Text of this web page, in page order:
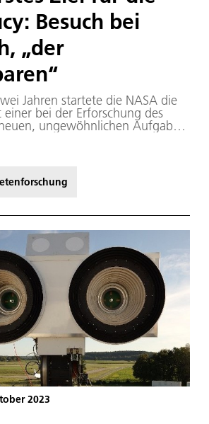
Besuch bei
„der
Jahren startete die NASA die
einer bei der Erforschung des
ungewöhnlichen Aufgabe:
wird von 2027 bis 2033 einige als
Asteroiden untersuchen,
vorauslaufen und
das ist dieses Mal nicht, wie
technischer Begriffe, sondern
Mission nach einem fossilen
aufrecht gehenden
den ersten Menschen.
2023